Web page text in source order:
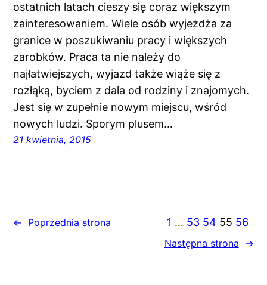
ostatnich latach cieszy się coraz większym
zainteresowaniem. Wiele osób wyjeżdża za
granice w poszukiwaniu pracy i większych
zarobków. Praca ta nie należy do
najłatwiejszych, wyjazd także wiąże się z
rozłąką, byciem z dala od rodziny i znajomych.
Jest się w zupełnie nowym miejscu, wśród
nowych ludzi. Sporym plusem…
21 kwietnia, 2015
← Poprzednia strona 1 … 53 54 55 56
Następna strona →